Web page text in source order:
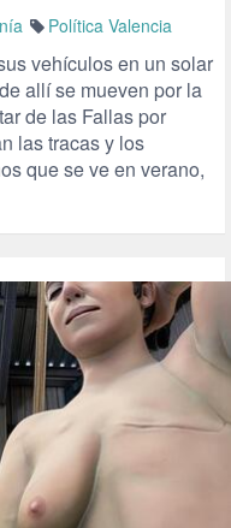
Política Valencia
vehículos en un solar
allí se mueven por la
de las Fallas por
las tracas y los
que se ve en verano,